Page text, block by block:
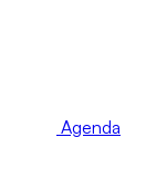
Agenda